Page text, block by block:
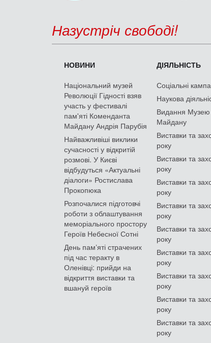
Назустріч свободі!
НОВИНИ
Національний музей
Революції Гідності взяв
участь у фестивалі
пам'яті Коменданта
Майдану Андрія Парубія
Найважливіші виклики
сучасності у відкритій
розмові. У Києві
відбудуться «Актуальні
діалоги» Ростислава
Прокопюка
Розпочалися підготовчі
роботи з облаштування
меморіального простору
Героїв Небесної Сотні
День памʼяті страчених
під час теракту в
Оленівці: прийди на
відкриття виставки та
вшануй героїв
ДІЯЛЬНІСТЬ
Соціальні
Наукова
Видання Музею
Майдану
Виставки та
року
Виставки та
року
Виставки та
року
Виставки та
року
Виставки та
року
Виставки та
року
Виставки та
року
Виставки та
року
Виставки та
року